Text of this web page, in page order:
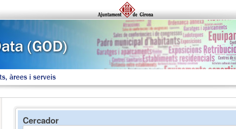
àrees i serveis
Cercador